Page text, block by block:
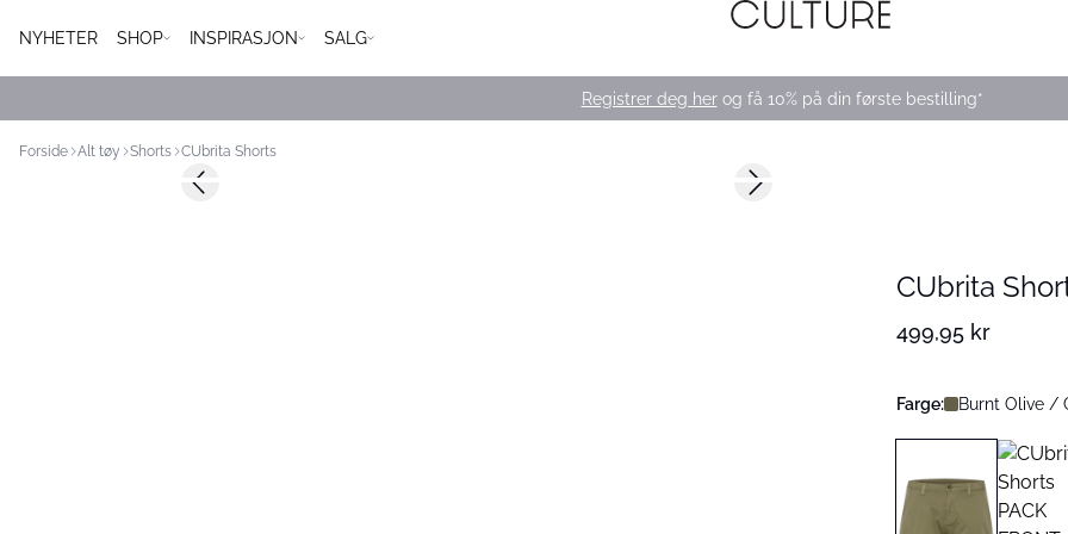
NYHETER SHOP INSPIRASJON SALG
Registrer deg herog få 10% på din første bestilling*
Forside Alt tøy Shorts CUbrita Shorts
Previous slide Next slide
CUbrita
499,95 kr
Farge: Burnt Olive /